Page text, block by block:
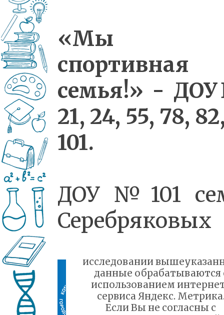
«Мы
спортивная
семья!» -
21, 24, 55, 78,
101.
ДОУ №101
Серебряковых